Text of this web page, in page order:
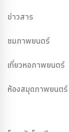
ข่าวสาร
ชมภาพยนตร์
เที่ยวหอภาพยนตร์
ห้องสมุดภาพยนตร์